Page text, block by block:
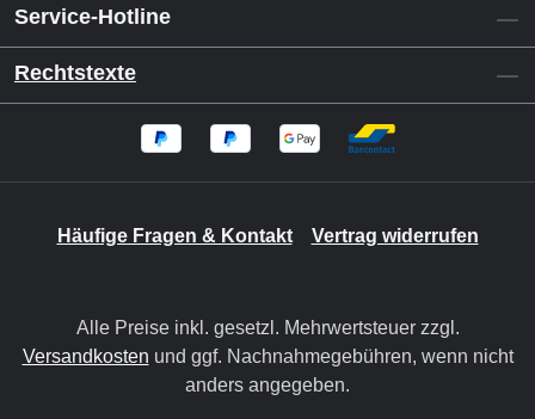
Service-Hotline
Rechtstexte
Häufige Fragen & Kontakt Vertrag widerrufen
Alle Preise inkl. gesetzl. Mehrwertsteuer zzgl.
Versandkosten und ggf. Nachnahmegebühren, wenn nicht
anders angegeben.